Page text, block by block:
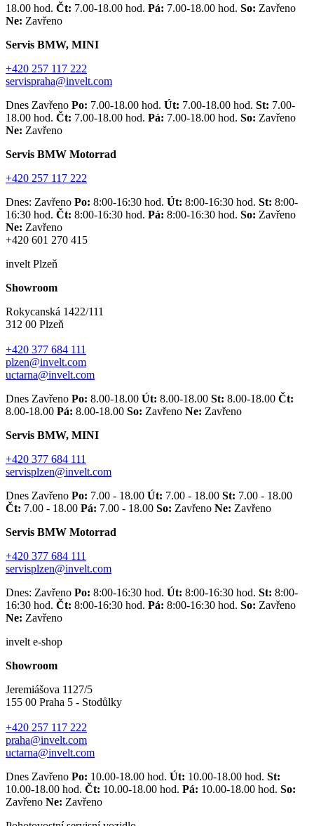
18.00 hod. Čt: 7.00-18.00 hod. Pá: 7.00-18.00 hod. So: Zavřeno
Ne: Zavřeno
Servis BMW, MINI
+420 257 117 222
servispraha@invelt.com
Dnes Zavřeno Po: 7.00-18.00 hod. Út: 7.00-18.00 hod. St: 7.00-
18.00 hod. Čt: 7.00-18.00 hod. Pá: 7.00-18.00 hod. So: Zavřeno
Ne: Zavřeno
Servis BMW Motorrad
+420 257 117 222
Dnes: Zavřeno Po: 8:00-16:30 hod. Út: 8:00-16:30 hod. St: 8:00-
16:30 hod. Čt: 8:00-16:30 hod. Pá: 8:00-16:30 hod. So: Zavřeno
Ne: Zavřeno
+420 601 270 415
invelt Plzeň
Showroom
Rokycanská 1422/111
312 00 Plzeň
+420 377 684 111
plzen@invelt.com
uctarna@invelt.com
Dnes Zavřeno Po: 8.00-18.00 Út: 8.00-18.00 St: 8.00-18.00 Čt:
8.00-18.00 Pá: 8.00-18.00 So: Zavřeno Ne: Zavřeno
Servis BMW, MINI
+420 377 684 111
servisplzen@invelt.com
Dnes Zavřeno Po: 7.00 - 18.00 Út: 7.00 - 18.00 St: 7.00 - 18.00
Čt: 7.00 - 18.00 Pá: 7.00 - 18.00 So: Zavřeno Ne: Zavřeno
Servis BMW Motorrad
+420 377 684 111
servisplzen@invelt.com
Dnes: Zavřeno Po: 8:00-16:30 hod. Út: 8:00-16:30 hod. St: 8:00-
16:30 hod. Čt: 8:00-16:30 hod. Pá: 8:00-16:30 hod. So: Zavřeno
Ne: Zavřeno
invelt e-shop
Showroom
Jeremiášova 1127/5
155 00 Praha 5 - Stodůlky
+420 257 117 222
praha@invelt.com
uctarna@invelt.com
Dnes Zavřeno Po: 10.00-18.00 hod. Út: 10.00-18.00 hod. St:
10.00-18.00 hod. Čt: 10.00-18.00 hod. Pá: 10.00-18.00 hod. So:
Zavřeno Ne: Zavřeno